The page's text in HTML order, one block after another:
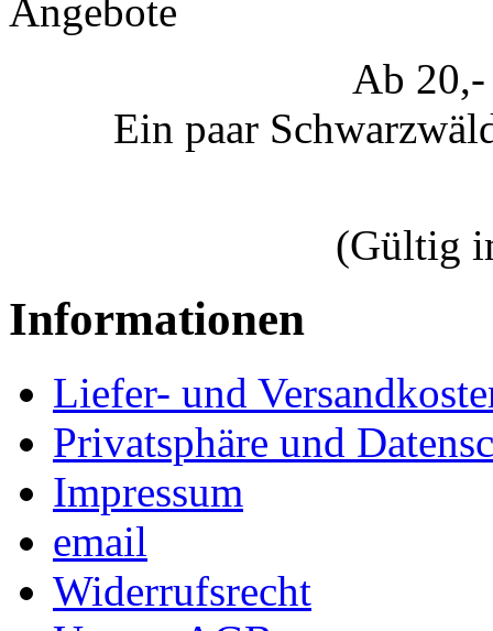
Ab 20,-
Ein paar
(Gültig
Informationen
Liefer- und
Privatsphäre und
Impressum
email
Widerrufsrecht